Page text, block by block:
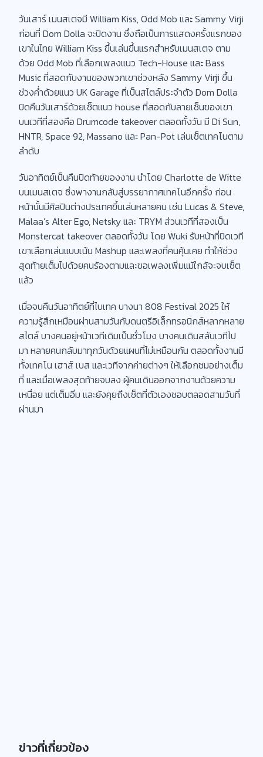
วันเสาร์ เมนสเตจมี William Kiss, Odd Mob และ Sammy Virji
ก่อนที่ Dom Dolla จะปิดงาน ซึ่งถือเป็นการแสดงครั้งแรกของ
เขาในไทย William Kiss ขึ้นเล่นขึ้นแรกสำหรับเมนสเตจ ตาม
ด้วย Odd Mob ที่เลือกเพลงแนว Tech-House และ Bass
Music ที่สอดกับงานของพวกเขาช่วงหลัง Sammy Virji ขึ้น
ช่วงค่ำด้วยแนว UK Garage ที่เป็นสไตล์ประจำตัว Dom Dolla
ปิดคืนวันเสาร์ด้วยเซ็ตแนว house ที่สอดกับลายเซ็นของเขา
บนเวทีที่สองคือ Drumcode takeover ตลอดทั้งวัน มี Di Sun,
HNTR, Space 92, Massano และ Pan-Pot เล่นเซ็ตเทคโนตาม
ลำดับ
วันอาทิตย์เป็นคืนปิดท้ายของงาน นำโดย Charlotte de Witte
บนเมนสเตจ ซึ่งพางานกลับสู่บรรยากาศเทคโนอีกครั้ง ก่อน
หน้านั้นมีศิลปินต่างประเทศขึ้นเล่นหลายคน เช่น Lucas & Steve,
Malaa’s Alter Ego, Netsky และ TRYM ส่วนเวทีที่สองเป็น
Monstercat takeover ตลอดทั้งวัน โดย Wuki รับหน้าที่ปิดเวที
เขาเลือกเล่นแบบเน้น Mashup และเพลงที่คนคุ้นเคย ทำให้ช่วง
สุดท้ายเต็มไปด้วยคนร้องตามและขอเพลงเพิ่มแม้ใกล้จะจบเซ็ต
แล้ว
เมื่อจบคืนวันอาทิตย์ที่ไบเทค บางนา 808 Festival 2025 ให้
ความรู้สึกเหมือนผ่านสามวันกับดนตรีอิเล็กทรอนิกส์หลากหลาย
สไตล์ บางคนอยู่หน้าเวทีเดิมเป็นชั่วโมง บางคนเดินสลับเวทีไป
มา หลายคนกลับมาทุกวันด้วยแผนที่ไม่เหมือนกัน ตลอดทั้งงานมี
ทั้งเทคโน เฮาส์ เบส และเวทีจากค่ายต่างๆ ให้เลือกชมอย่างเต็ม
ที่ และเมื่อเพลงสุดท้ายจบลง ผู้คนเดินออกจากงานด้วยความ
เหนื่อย แต่เต็มอิ่ม และยังคุยถึงเซ็ตที่ตัวเองชอบตลอดสามวันที่
ผ่านมา
ข่าวที่เกี่ยวข้อง